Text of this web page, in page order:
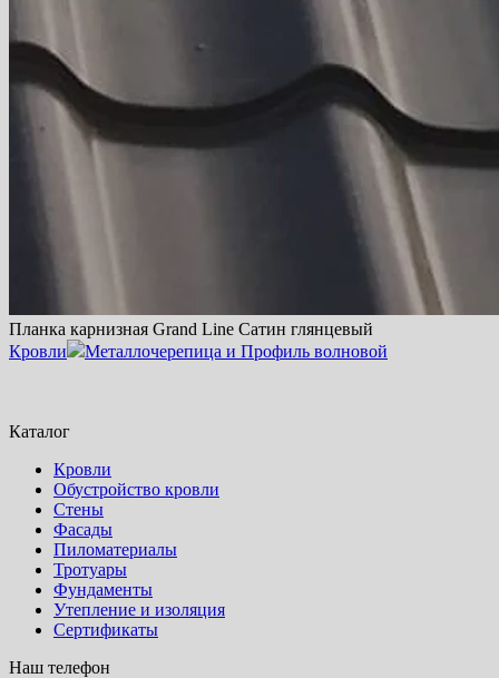
Планка карнизная Grand Line Сатин глянцевый
Кровли
Металлочерепица и Профиль волновой
Каталог
Кровли
Обустройство кровли
Стены
Фасады
Пиломатериалы
Тротуары
Фундаменты
Утепление и изоляция
Сертификаты
Наш телефон